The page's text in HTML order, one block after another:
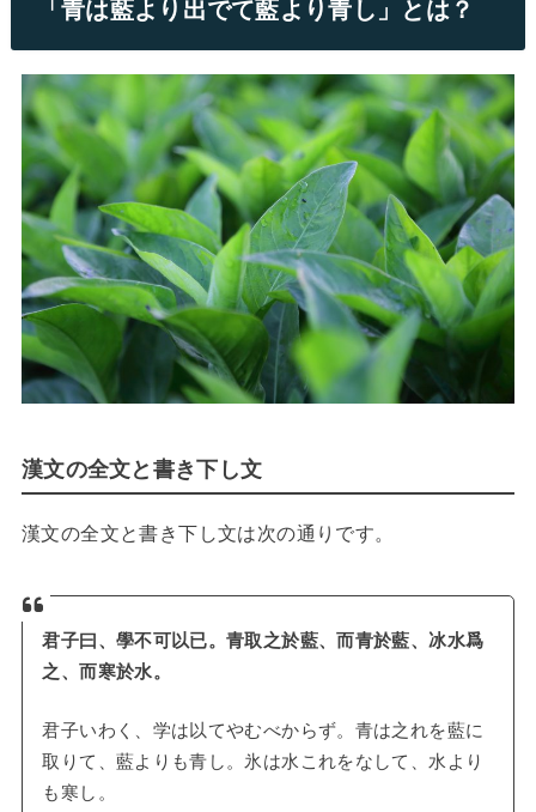
「青は藍より出でて藍より青し」とは？
漢文の全文と書き下し文
漢文の全文と書き下し文は次の通りです。
君子曰、學不可以已。青取之於藍、而青於藍、冰水爲
之、而寒於水。
君子いわく、学は以てやむべからず。青は之れを藍に
取りて、藍よりも青し。氷は水これをなして、水より
も寒し。